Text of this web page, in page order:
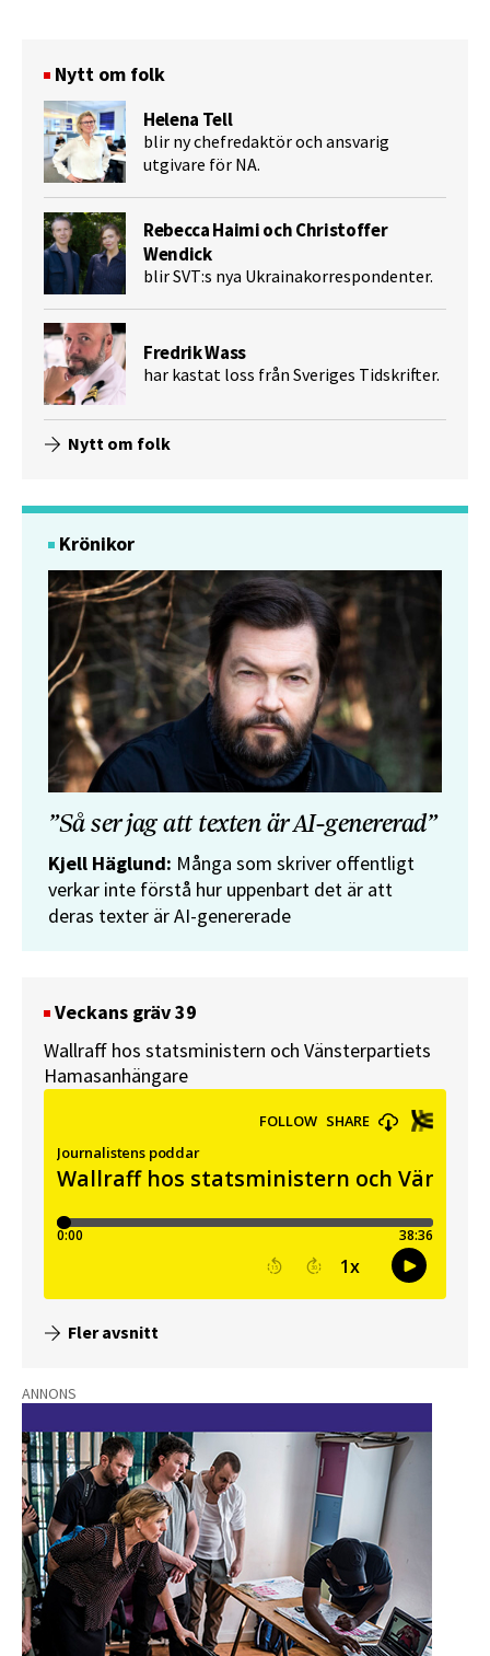
Nytt om folk
Helena Tell
blir ny chefredaktör och ansvarig
utgivare för NA.
Rebecca Haimi och Christoffer
Wendick
blir SVT:s nya Ukrainakorrespondenter.
Fredrik Wass
har kastat loss från Sveriges Tidskrifter.
Nytt om folk
Krönikor
”Så ser jag att texten är AI-genererad”
Kjell Häglund: Många som skriver offentligt
verkar inte förstå hur uppenbart det är att
deras texter är AI-genererade
Veckans gräv 39
Wallraff hos statsministern och Vänsterpartiets
Hamasanhängare
Fler avsnitt
ANNONS